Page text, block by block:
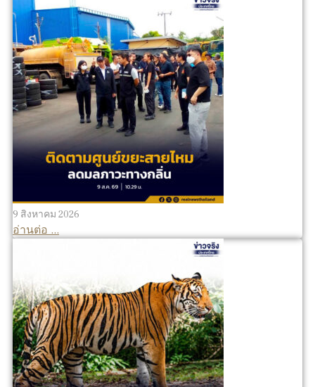
9 สิงหาคม 2026
อ่านต่อ ...